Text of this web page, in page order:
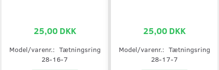
25,00 DKK
Model/varenr.: Tætningsring
28-16-7
25,00 DKK
Model/varenr.: Tætningsring
28-17-7